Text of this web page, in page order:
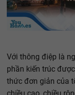
Với thông điệp là
phần kiến trúc
thức đơn giản của